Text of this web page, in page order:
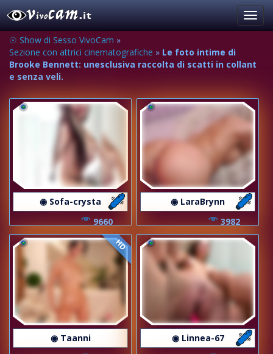
☉ Show di Sesso VivoCam »
Sezione con attrici cinematografiche » Le foto intime di
Brooke Bennett: unesclusiva raccolta di scatti in collant
e senza veli.
◉ Sofa-crysta
9660
◉ LaraBrynn
3982
HD
◉ Taanni
◉ Linnea-67